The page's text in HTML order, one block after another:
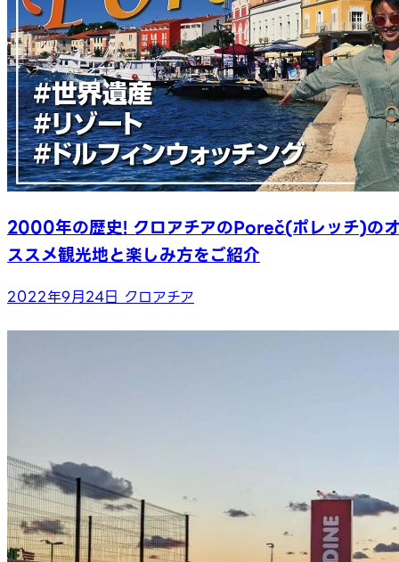
2000年の歴史! クロアチアのPoreč(ポレッチ)の
ススメ観光地と楽しみ方をご紹介
2022年9月24日 クロアチア